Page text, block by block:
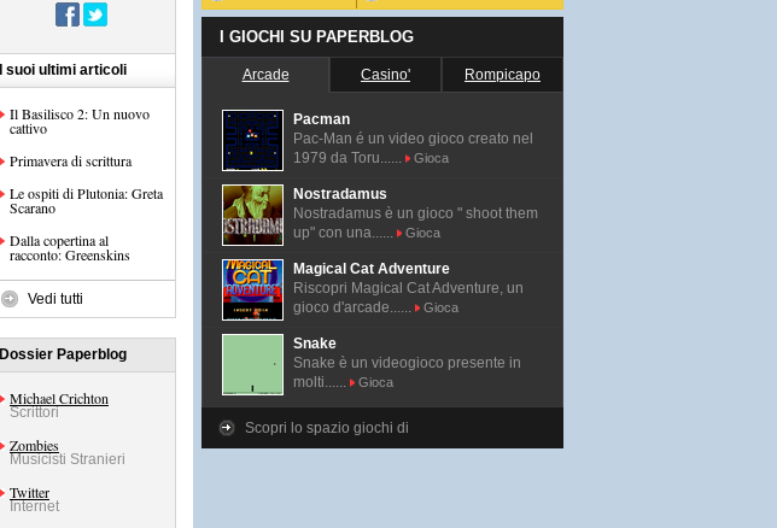
I suoi ultimi articoli
Il Basilisco 2: Un nuovo
cattivo
Primavera di scrittura
Le ospiti di Plutonia: Greta
Scarano
Dalla copertina al
racconto: Greenskins
Vedi tutti
Dossier Paperblog
Michael Crichton
Scrittori
Zombies
Musicisti Stranieri
Twitter
Internet
I GIOCHI SU PAPERBLOG
Arcade Casino' Rompicapo
Pacman
Pac-Man é un video gioco creato nel
1979 da Toru......
Gioca
Nostradamus
Nostradamus è un gioco " shoot them
up" con una......
Gioca
Magical Cat Adventure
Riscopri Magical Cat Adventure, un
gioco d'arcade......
Gioca
Snake
Snake è un videogioco presente in
molti......
Gioca
Scopri lo spazio giochi di